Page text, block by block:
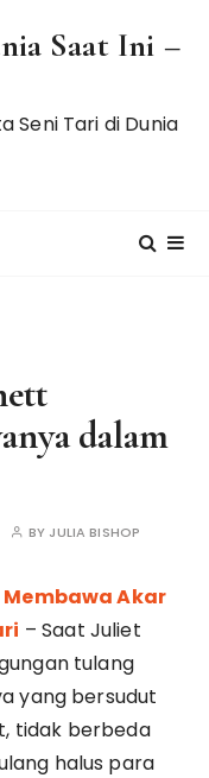
Saat Ini –
Seni Tari di Dunia
dalam
BY JULIA BISHOP
Akar
– Saat Juliet
tulang
yang bersudut
tidak berbeda
halus para